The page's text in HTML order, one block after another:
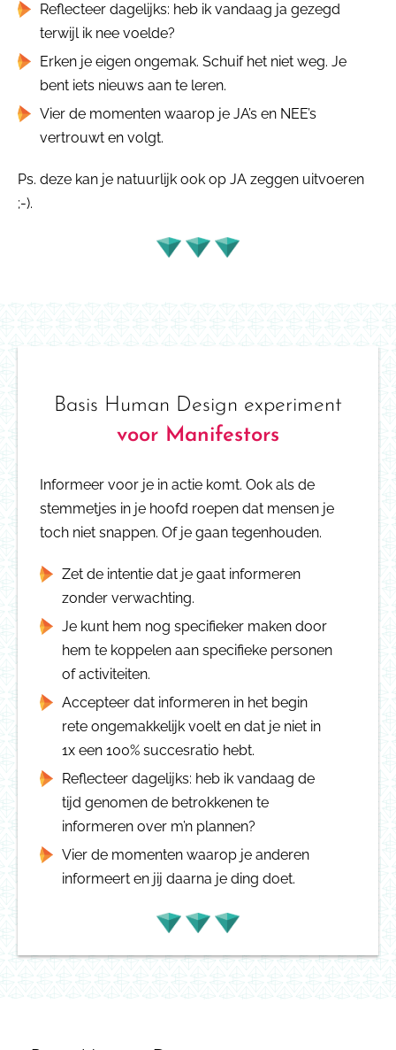
Reflecteer dagelijks: heb ik vandaag ja gezegd
terwijl ik nee voelde?
Erken je eigen ongemak. Schuif het niet weg. Je
bent iets nieuws aan te leren.
Vier de momenten waarop je JA’s en NEE’s
vertrouwt en volgt.
Ps. deze kan je natuurlijk ook op JA zeggen uitvoeren
;-).
Basis Human Design experiment
voor Manifestors
Informeer voor je in actie komt. Ook als de
stemmetjes in je hoofd roepen dat mensen je
toch niet snappen. Of je gaan tegenhouden.
Zet de intentie dat je gaat informeren
zonder verwachting.
Je kunt hem nog specifieker maken door
hem te koppelen aan specifieke personen
of activiteiten.
Accepteer dat informeren in het begin
rete ongemakkelijk voelt en dat je niet in
1x een 100% succesratio hebt.
Reflecteer dagelijks: heb ik vandaag de
tijd genomen de betrokkenen te
informeren over m’n plannen?
Vier de momenten waarop je anderen
informeert en jij daarna je ding doet.